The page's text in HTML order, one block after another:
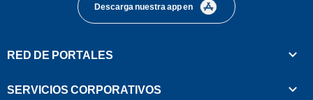
Descarga nuestra app en
RED DE PORTALES
SERVICIOS CORPORATIVOS